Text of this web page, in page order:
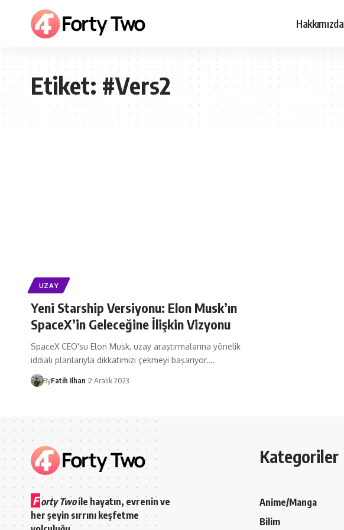
Hakkımızda
Etiket:#Vers2
UZAY
Yeni Starship Versiyonu: Elon Musk’ın
SpaceX’in Geleceğine İlişkin Vizyonu
SpaceX CEO'su Elon Musk, uzay araştırmalarına yönelik
iddialı planlarıyla dikkatimizi çekmeyi başarıyor.…
ByFatih Ilhan 2 Aralık 2023
F orty Twoile hayatın, evrenin ve
her şeyin sırrını keşfetme
Kategoriler
Anime/Manga
Bilim